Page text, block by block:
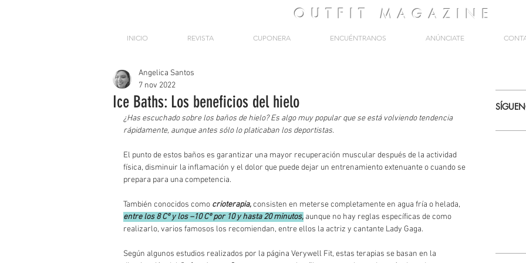
OUTFIT MAGAZINE
INICIO REVISTA CUPONERA ENCUÉNTRANOS ANÚNCIATE
Ice Baths: Los beneficios del hielo
Angelica Santos
7 nov 2022
¿Has escuchado sobre los baños de hielo? Es algo muy popular que se está volviendo tendencia
rápidamente, aunque antes sólo lo platicaban los deportistas.
El punto de estos baños es garantizar una mayor recuperación muscular después de la actividad
física, disminuir la inflamación y el dolor que puede dejar un entrenamiento extenuante o cuando se
prepara para una competencia.
También conocidos como crioterapia, consisten en meterse completamente en agua fría o helada,
entre los 8 Cº y los –10 Cº por 10 y hasta 20 minutos, aunque no hay reglas específicas de como
realizarlo, varios famosos los recomiendan, entre ellos la actriz y cantante Lady Gaga.
Según algunos estudios realizados por la página Verywell Fit, estas terapias se basan en la